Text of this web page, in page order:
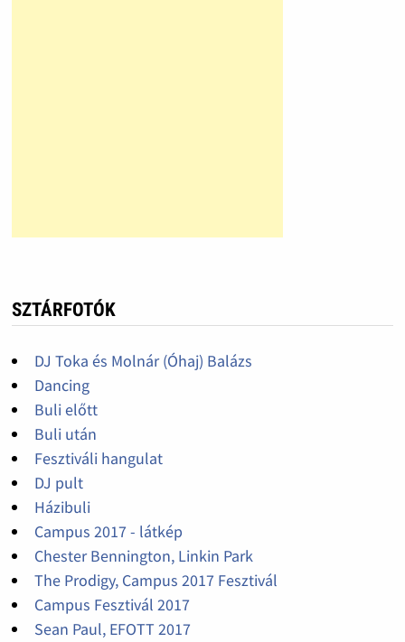
SZTÁRFOTÓK
DJ Toka és Molnár (Óhaj) Balázs
Dancing
Buli előtt
Buli után
Fesztiváli hangulat
DJ pult
Házibuli
Campus 2017 - látkép
Chester Bennington, Linkin Park
The Prodigy, Campus 2017 Fesztivál
Campus Fesztivál 2017
Sean Paul, EFOTT 2017